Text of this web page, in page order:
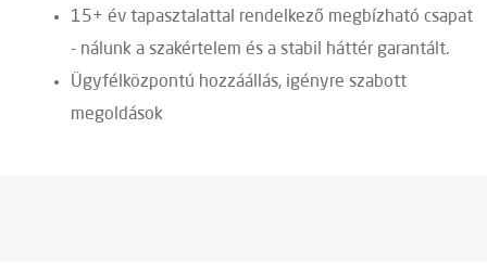
15+ év tapasztalattal rendelkező megbízható csapat
- nálunk a szakértelem és a stabil háttér garantált.
Ügyfélközpontú hozzáállás, igényre szabott
megoldások